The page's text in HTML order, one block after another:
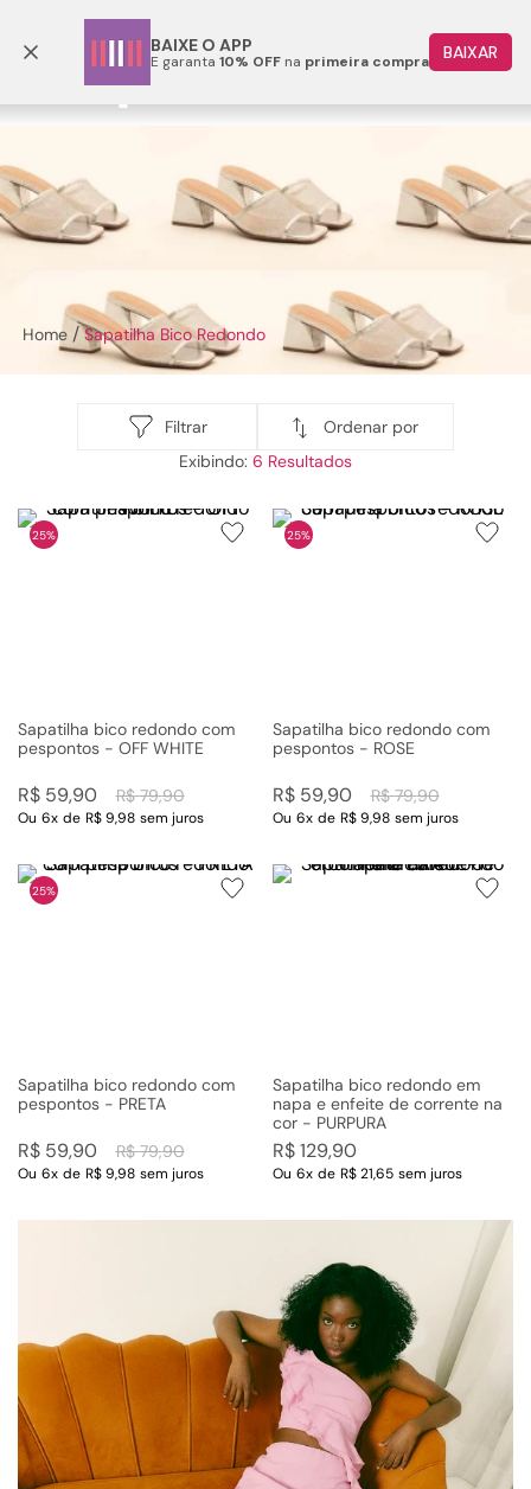
BAIXE O APP
E garanta 10% OFF na primeira compra BAIXAR
Frete grátis p/ todo o Brasil a partir de R$ 499,90
Sapatilha Bico Redondo
Filtrar
Ordenar por
6
25%
Sapatilha bico redondo com
pespontos - OFF WHITE
R$ 79,90
R$ 59,90
Ou 6x de R$ 9,98 sem juros
25%
Sapatilha bico redondo com
pespontos - ROSE
R$ 79,90
R$ 59,90
Ou 6x de R$ 9,98 sem juros
25%
Sapatilha bico redondo com
pespontos - PRETA
R$ 79,90
R$ 59,90
Ou 6x de R$ 9,98 sem juros
Sapatilha bico redondo em
napa e enfeite de corrente na
cor - PURPURA
R$129,90
Ou 6x de R$ 21,65 sem juros
2º
rasteira
3º
tenis
sandalia
6º
tamanco
bolsa
10
scarpin